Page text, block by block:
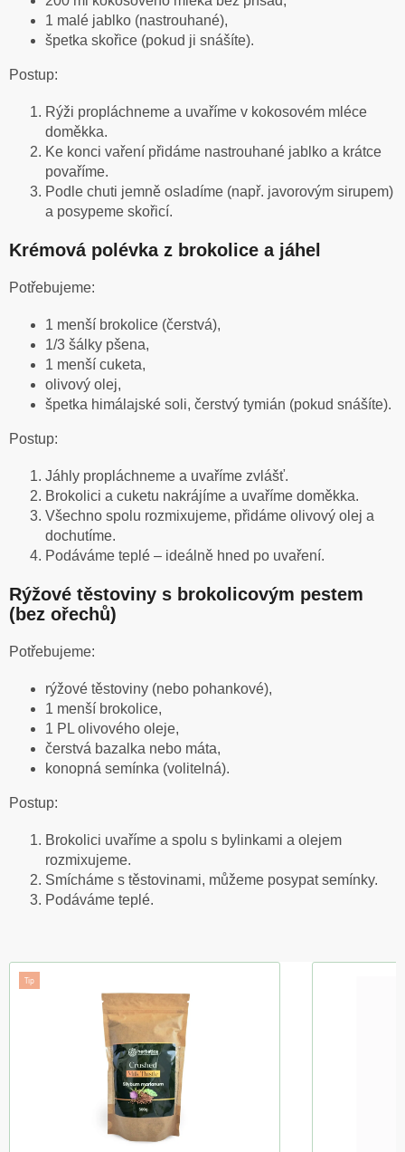
1 malé jablko (nastrouhané),
špetka skořice (pokud ji snášíte).
Postup:
Rýži propláchneme a uvaříme v kokosovém mléce
doměkka.
Ke konci vaření přidáme nastrouhané jablko a krátce
povaříme.
Podle chuti jemně osladíme (např. javorovým sirupem)
a posypeme skořicí.
Krémová polévka z brokolice a jáhel
Potřebujeme:
1 menší brokolice (čerstvá),
1/3 šálky pšena,
1 menší cuketa,
olivový olej,
špetka himálajské soli, čerstvý tymián (pokud snášíte).
Postup:
Jáhly propláchneme a uvaříme zvlášť.
Brokolici a cuketu nakrájíme a uvaříme doměkka.
Všechno spolu rozmixujeme, přidáme olivový olej a
dochutíme.
Podáváme teplé – ideálně hned po uvaření.
Rýžové těstoviny s brokolicovým pestem
(bez ořechů)
Potřebujeme:
rýžové těstoviny (nebo pohankové),
1 menší brokolice,
1 PL olivového oleje,
čerstvá bazalka nebo máta,
konopná semínka (volitelná).
Postup:
Brokolici uvaříme a spolu s bylinkami a olejem
rozmixujeme.
Smícháme s těstovinami, můžeme posypat semínky.
Podáváme teplé.